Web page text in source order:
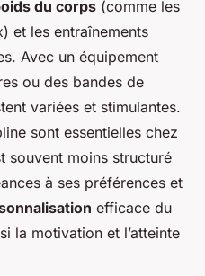
du corps (comme les
et les entraînements
Avec un équipement
ou des bandes de
variées et stimulantes.
sont essentielles chez
souvent moins structuré
à ses préférences et
efficace du
la motivation et l’atteinte